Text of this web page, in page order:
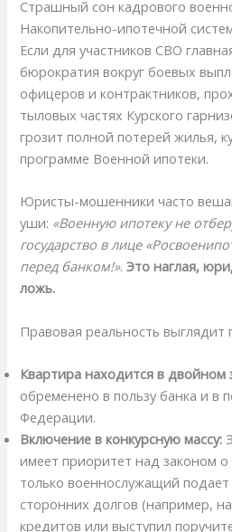
Страшный сон кадрового
Накопительно-ипотечной
Если для участников СВО
бюрократия вокруг боевых
офицеров и контрактников,
тыловых частях Курского
грозит полной потерей жилья,
программе Военной ипотеки.
Юристы-мошенники часто
уши: «Военную ипотеку не
государство в лице
перед банком!».Это наглая,
ложь.
Правовая реальность выглядит
Квартира находится в двойном
обременено в пользу банка и в
Федерации.
Включение в конкурсную массу:
имеет приоритет над законом о
только военнослужащий подает
сторонних долгов (например,
кредитов или выступил